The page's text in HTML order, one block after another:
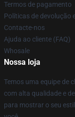
Termos de pagamento
Políticas de devolução
Contacte-nos
Ajuda ao cliente (FAQ)
Whosale
Nossa loja
Temos uma equipe de
com alta qualidade e
para mostrar o seu